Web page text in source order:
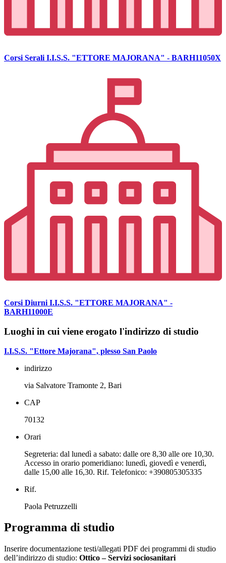
Corsi Serali I.I.S.S. "ETTORE MAJORANA" - BARH11050X
Corsi Diurni I.I.S.S. "ETTORE MAJORANA" -
BARH11000E
Luoghi in cui viene erogato l'indirizzo di studio
I.I.S.S. "Ettore Majorana", plesso San Paolo
indirizzo
via Salvatore Tramonte 2, Bari
CAP
70132
Orari
Segreteria: dal lunedì a sabato: dalle ore 8,30 alle ore 10,30.
Accesso in orario pomeridiano: lunedì, giovedì e venerdì,
dalle 15,00 alle 16,30. Rif. Telefonico: +390805305335
Rif.
Paola Petruzzelli
Programma di studio
Inserire documentazione testi/allegati PDF dei programmi di studio
dell’indirizzo di studio: Ottico – Servizi sociosanitari